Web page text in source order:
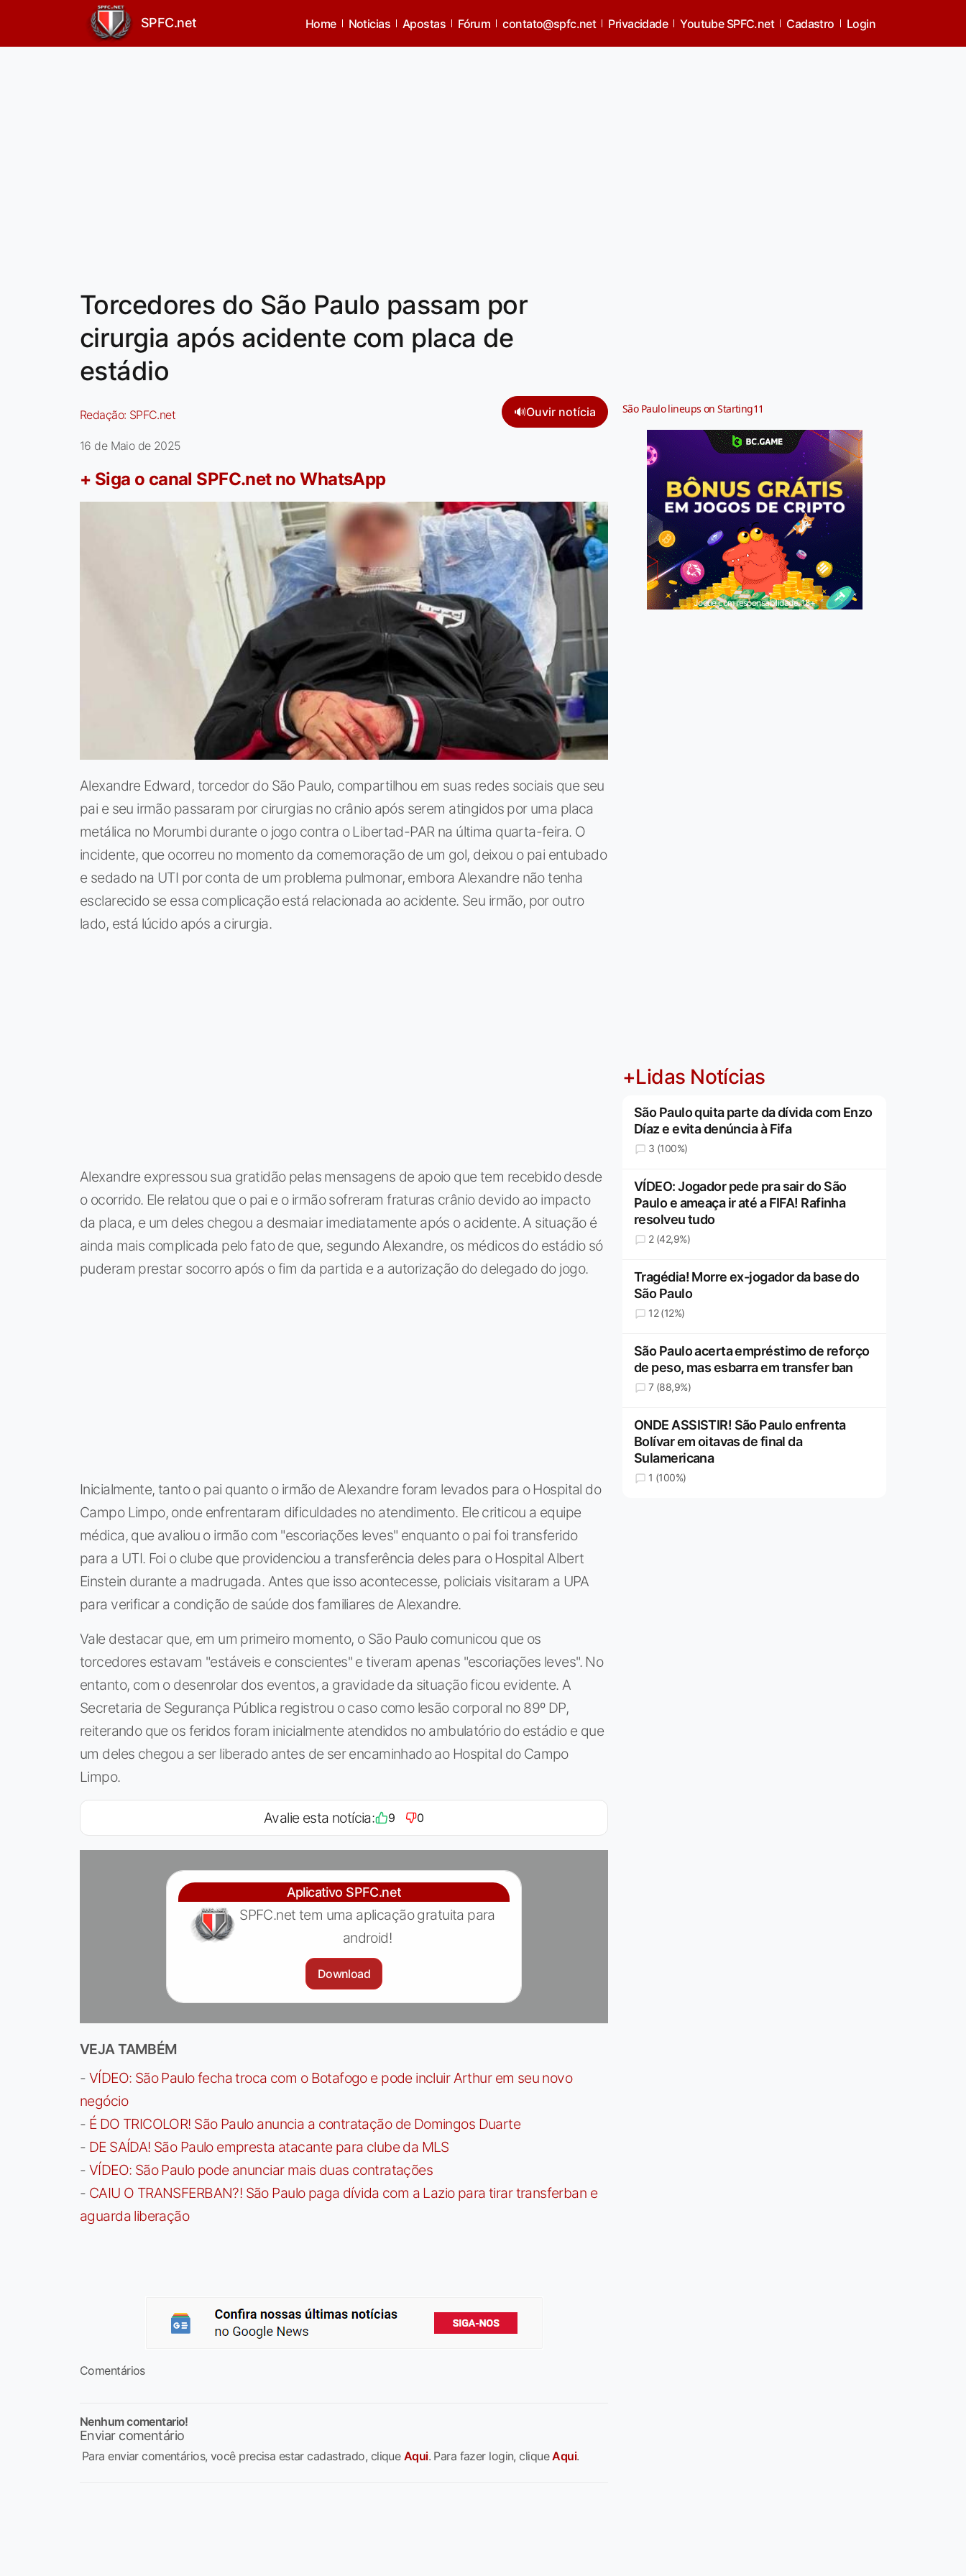
SPFC.net Home Noticias Apostas Fórum contato@spfc.net Privacidade Youtube SPFC.net Cadastro Login
Torcedores do São Paulo passam por
cirurgia após acidente com placa de
estádio
Redação: SPFC.net 🔊Ouvir notícia
16 de Maio de 2025
+ Siga o canal SPFC.net no WhatsApp
Alexandre Edward, torcedor do São Paulo, compartilhou em suas redes sociais que seu
pai e seu irmão passaram por cirurgias no crânio após serem atingidos por uma placa
metálica no Morumbi durante o jogo contra o Libertad-PAR na última quarta-feira. O
incidente, que ocorreu no momento da comemoração de um gol, deixou o pai entubado
e sedado na UTI por conta de um problema pulmonar, embora Alexandre não tenha
esclarecido se essa complicação está relacionada ao acidente. Seu irmão, por outro
lado, está lúcido após a cirurgia.
Alexandre expressou sua gratidão pelas mensagens de apoio que tem recebido desde
o ocorrido. Ele relatou que o pai e o irmão sofreram fraturas crânio devido ao impacto
da placa, e um deles chegou a desmaiar imediatamente após o acidente. A situação é
ainda mais complicada pelo fato de que, segundo Alexandre, os médicos do estádio só
puderam prestar socorro após o fim da partida e a autorização do delegado do jogo.
Inicialmente, tanto o pai quanto o irmão de Alexandre foram levados para o Hospital do
Campo Limpo, onde enfrentaram dificuldades no atendimento. Ele criticou a equipe
médica, que avaliou o irmão com "escoriações leves" enquanto o pai foi transferido
para a UTI. Foi o clube que providenciou a transferência deles para o Hospital Albert
Einstein durante a madrugada. Antes que isso acontecesse, policiais visitaram a UPA
para verificar a condição de saúde dos familiares de Alexandre.
Vale destacar que, em um primeiro momento, o São Paulo comunicou que os
torcedores estavam "estáveis e conscientes" e tiveram apenas "escoriações leves". No
entanto, com o desenrolar dos eventos, a gravidade da situação ficou evidente. A
Secretaria de Segurança Pública registrou o caso como lesão corporal no 89º DP,
reiterando que os feridos foram inicialmente atendidos no ambulatório do estádio e que
um deles chegou a ser liberado antes de ser encaminhado ao Hospital do Campo
Limpo.
Avalie esta notícia: 9 0
Aplicativo SPFC.net
SPFC.net tem uma aplicação gratuita para
android!
Download
VEJA TAMBÉM
- VÍDEO: São Paulo fecha troca com o Botafogo e pode incluir Arthur em seu novo
negócio
- É DO TRICOLOR! São Paulo anuncia a contratação de Domingos Duarte
- DE SAÍDA! São Paulo empresta atacante para clube da MLS
- VÍDEO: São Paulo pode anunciar mais duas contratações
- CAIU O TRANSFERBAN?! São Paulo paga dívida com a Lazio para tirar transferban e
aguarda liberação
Comentários
Nenhum comentario!
Enviar comentário
Para enviar comentários, você precisa estar cadastrado, clique Aqui. Para fazer login, cliqueAqui.
São Paulo lineups on Starting11
Jogue com responsabilidade. 18+
+Lidas Notícias
São Paulo quita parte da dívida com Enzo
Díaz e evita denúncia à Fifa
3 (100%)
VÍDEO: Jogador pede pra sair do São
Paulo e ameaça ir até a FIFA! Rafinha
resolveu tudo
2 (42,9%)
Tragédia! Morre ex-jogador da base do
São Paulo
12 (12%)
São Paulo acerta empréstimo de reforço
de peso, mas esbarra em transfer ban
7 (88,9%)
ONDE ASSISTIR! São Paulo enfrenta
Bolívar em oitavas de final da
Sulamericana
1 (100%)